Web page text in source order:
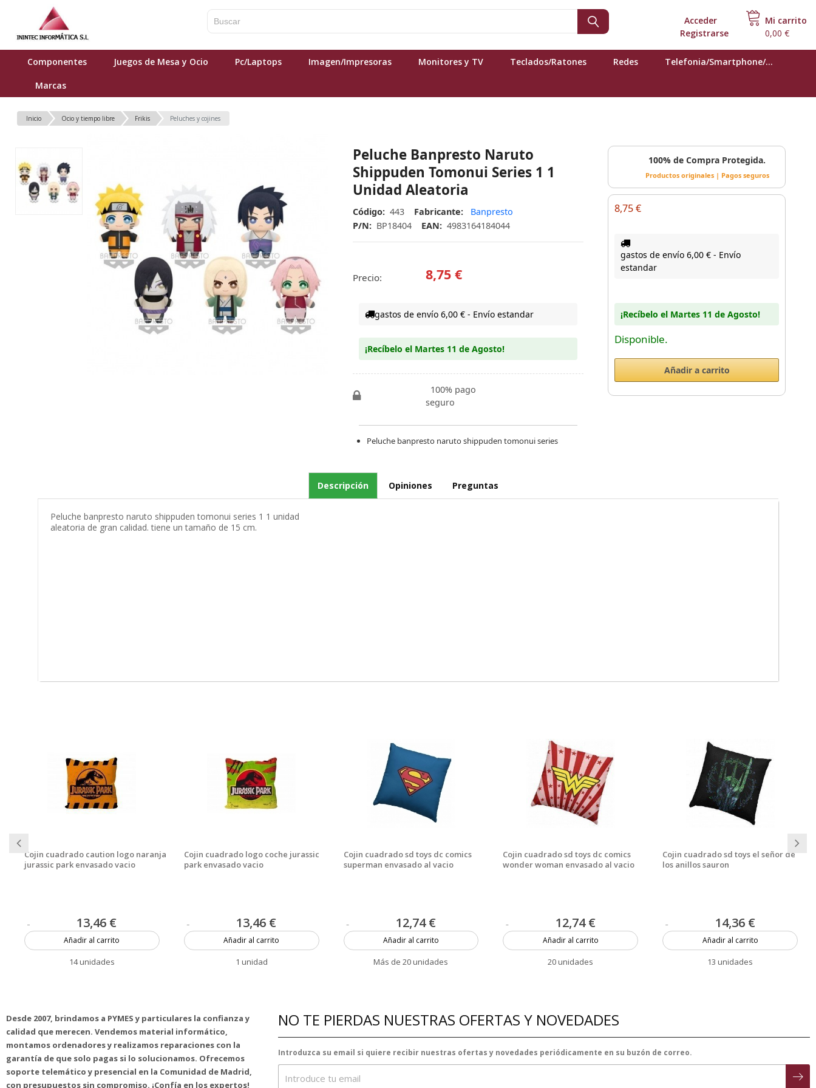
Mi carrito
0,00 €
Accedero
Registrarse
Componentes Juegos de Mesa y Ocio Pc/Laptops Imagen/Impresoras Monitores y TV Teclados/Ratones Redes Telefonia/Smartphone/...
Marcas
Inicio Ocio y tiempo libre Frikis Peluches y cojines
Peluche Banpresto Naruto
Shippuden Tomonui Series 1 1
Unidad Aleatoria
Código: 443 Fabricante:
Banpresto
P/N: BP18404 EAN: 4983164184044
Precio: 8,75 €
gastos de envío 6,00 € - Envío estandar
¡Recíbelo el Martes 11 de Agosto!
100% pago
seguro
Peluche banpresto naruto shippuden tomonui series
100% de Compra Protegida.
Productos originales | Pagos seguros
8,75 €
gastos de envío 6,00 € - Envío
estandar
¡Recíbelo el Martes 11 de Agosto!
Disponible.
Descripción Opiniones Preguntas
Peluche banpresto naruto shippuden tomonui series 1 1 unidad
aleatoria de gran calidad. tiene un tamaño de 15 cm.
Cojin cuadrado caution logo naranja
jurassic park envasado vacio
13,46 €
Añadir al carrito
14 unidades
Cojin cuadrado logo coche jurassic
park envasado vacio
13,46 €
Añadir al carrito
1 unidad
Cojin cuadrado sd toys dc comics
superman envasado al vacio
12,74 €
Añadir al carrito
Más de 20 unidades
Cojin cuadrado sd toys dc comics
wonder woman envasado al vacio
12,74 €
Añadir al carrito
20 unidades
Cojin cuadrado sd toys el señor de
los anillos sauron
14,36 €
Añadir al carrito
13 unidades
Desde 2007, brindamos a PYMES y particulares la confianza y
calidad que merecen. Vendemos material informático,
montamos ordenadores y realizamos reparaciones con la
garantía de que solo pagas si lo solucionamos. Ofrecemos
soporte telemático y presencial en la Comunidad de Madrid,
con presupuestos sin compromiso. ¡Confía en los expertos!
NO TE PIERDAS NUESTRAS OFERTAS Y NOVEDADES
Introduzca su email si quiere recibir nuestras ofertas y novedades periódicamente en su buzón de correo.